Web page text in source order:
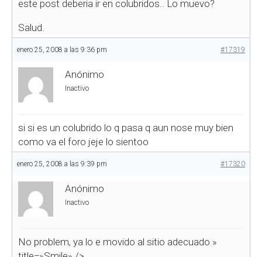
este post deberia ir en colubridos.. Lo muevo?
Salud.
enero 25, 2008 a las 9:36 pm #17319
Anónimo
Inactivo
si si es un colubrido lo q pasa q aun nose muy bien
como va el foro jeje lo sientoo
enero 25, 2008 a las 9:39 pm #17320
Anónimo
Inactivo
No problem, ya lo e movido al sitio adecuado »